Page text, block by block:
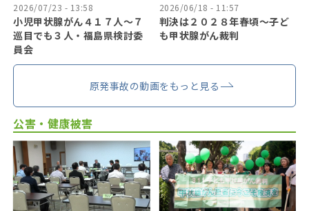
2026/07/23 - 13:58
小児甲状腺がん４１７人〜７
巡目でも３人・福島県検討委
員会
2026/06/18 - 11:57
判決は２０２８年春頃〜子ど
も甲状腺がん裁判
原発事故の動画をもっと見る
公害・健康被害